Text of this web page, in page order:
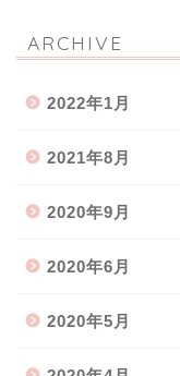
ARCHIVE
2022年1月
2021年8月
2020年9月
2020年6月
2020年5月